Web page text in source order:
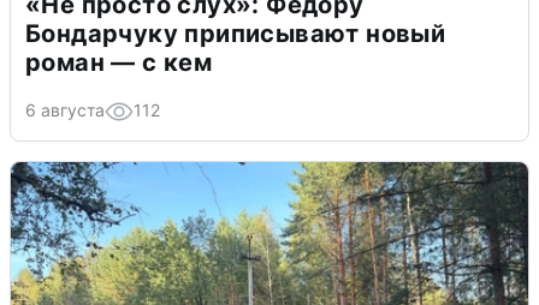
Бондарчуку приписывают новый
роман — с кем
6 августа 112